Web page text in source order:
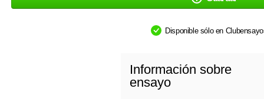
Disponible sólo en
Información sobre
ensayo